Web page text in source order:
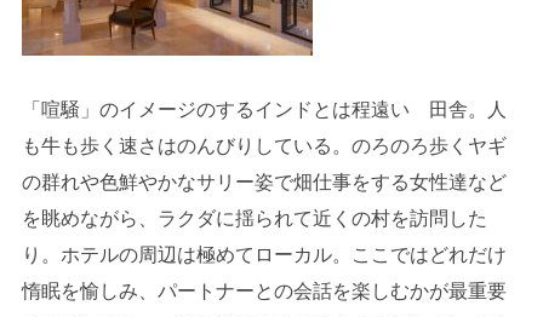
「喧騒」のイメージのするインドとは程遠い 田舎。人
も牛も歩く速さはのんびりしている。のろのろ歩くヤギ
の群れや色鮮やかなサリー姿で畑仕事をする女性達など
を眺めながら、ラクダに揺られて近くの村を訪問した
り。ホテルの周辺は極めてローカル。ここではどれだけ
惰眠を愉しみ、パートナーとの会話を楽しむかが最重要